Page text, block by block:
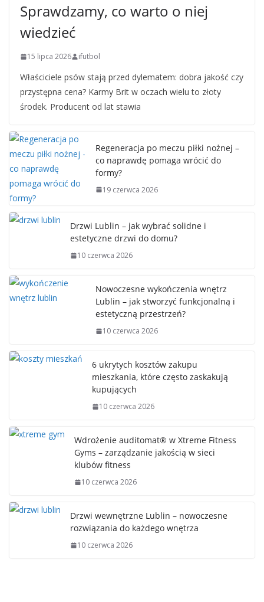
Sprawdzamy, co warto o niej
wiedzieć
15 lipca 2026 ifutbol
Właściciele psów stają przed dylematem: dobra jakość czy
przystępna cena? Karmy Brit w oczach wielu to złoty
środek. Producent od lat stawia
Regeneracja po meczu piłki nożnej –
co naprawdę pomaga wrócić do
formy?
19 czerwca 2026
Drzwi Lublin – jak wybrać solidne i
estetyczne drzwi do domu?
10 czerwca 2026
Nowoczesne wykończenia wnętrz
Lublin – jak stworzyć funkcjonalną i
estetyczną przestrzeń?
10 czerwca 2026
6 ukrytych kosztów zakupu
mieszkania, które często zaskakują
kupujących
10 czerwca 2026
Wdrożenie auditomat® w Xtreme Fitness
Gyms – zarządzanie jakością w sieci
klubów fitness
10 czerwca 2026
Drzwi wewnętrzne Lublin – nowoczesne
rozwiązania do każdego wnętrza
10 czerwca 2026